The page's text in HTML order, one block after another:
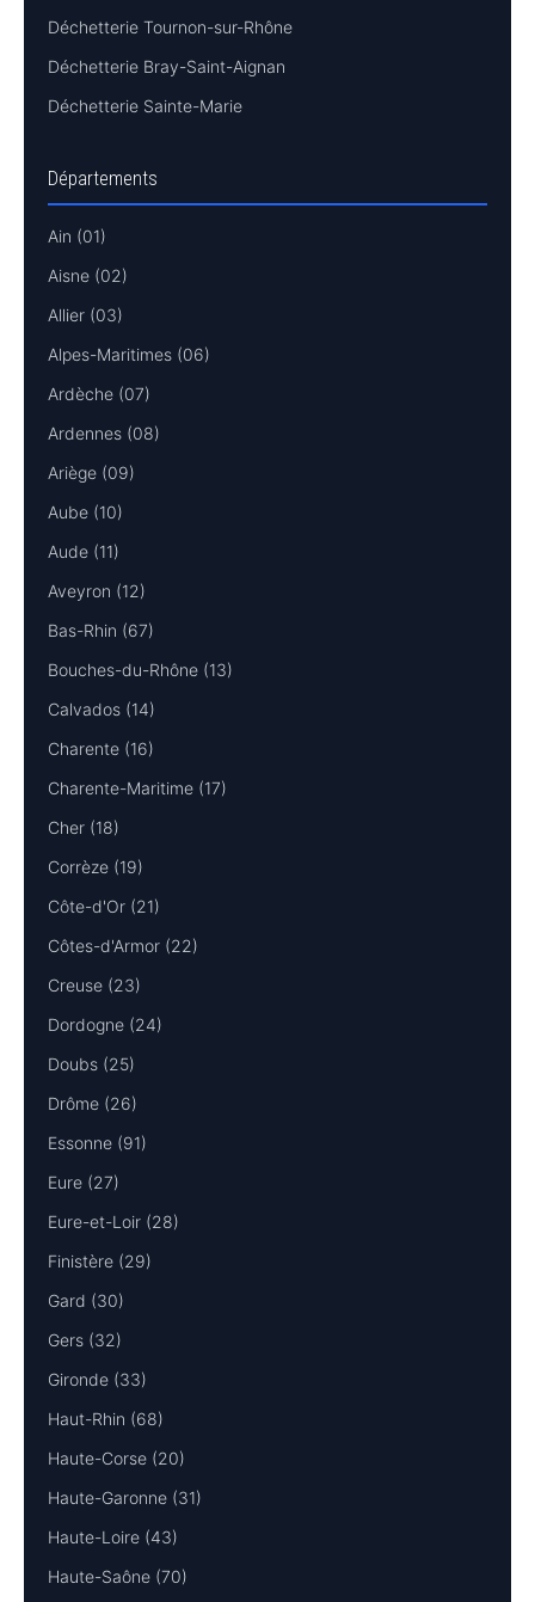
Déchetterie Tournon-sur-Rhône
Déchetterie Bray-Saint-Aignan
Déchetterie Sainte-Marie
Départements
Ain (01)
Aisne (02)
Allier (03)
Alpes-Maritimes (06)
Ardèche (07)
Ardennes (08)
Ariège (09)
Aube (10)
Aude (11)
Aveyron (12)
Bas-Rhin (67)
Bouches-du-Rhône (13)
Calvados (14)
Charente (16)
Charente-Maritime (17)
Cher (18)
Corrèze (19)
Côte-d'Or (21)
Côtes-d'Armor (22)
Creuse (23)
Dordogne (24)
Doubs (25)
Drôme (26)
Essonne (91)
Eure (27)
Eure-et-Loir (28)
Finistère (29)
Gard (30)
Gers (32)
Gironde (33)
Haut-Rhin (68)
Haute-Corse (20)
Haute-Garonne (31)
Haute-Loire (43)
Haute-Saône (70)